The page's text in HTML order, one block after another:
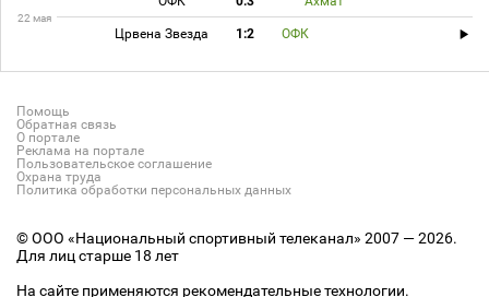
22 мая
Црвена Звезда 1:2 ОФК
Помощь
Обратная связь
О портале
Реклама на портале
Пользовательское соглашение
Охрана труда
Политика обработки персональных данных
© ООО «Национальный спортивный телеканал» 2007 — 2026.
Для лиц старше 18 лет
На сайте применяются рекомендательные технологии.